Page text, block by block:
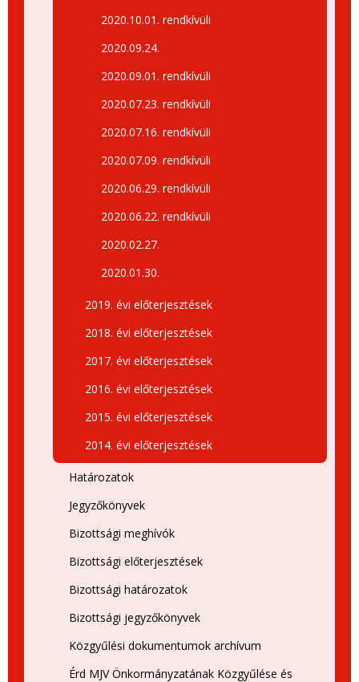
2020.10.01. rendkívüli
2020.09.24.
2020.09.01. rendkívüli
2020.07.23. rendkívüli
2020.07.16. rendkívüli
2020.07.09. rendkívüli
2020.06.29. rendkívüli
2020.06.22. rendkívüli
2020.02.27.
2020.01.30.
2019. évi előterjesztések
2018. évi előterjesztések
2017. évi előterjesztések
2016. évi előterjesztések
2015. évi előterjesztések
2014. évi előterjesztések
Határozatok
Jegyzőkönyvek
Bizottsági meghívók
Bizottsági előterjesztések
Bizottsági határozatok
Bizottsági jegyzőkönyvek
Közgyűlési dokumentumok archívum
Érd MJV Önkormányzatának Közgyűlése és